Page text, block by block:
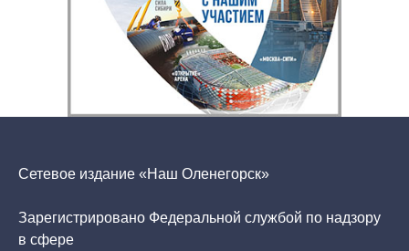
Сетевое издание «Наш Оленегорск»
Зарегистрировано Федеральной службой по надзору
в сфере